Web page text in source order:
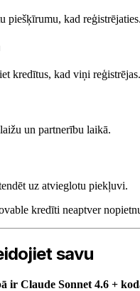
piešķīrumu, kad
kredītus, kad viņi reģistrējas.
un partnerību laikā.
uz atvieglotu piekļuvi.
kredīti neaptver
savu
ir Claude Sonnet 4.6 +